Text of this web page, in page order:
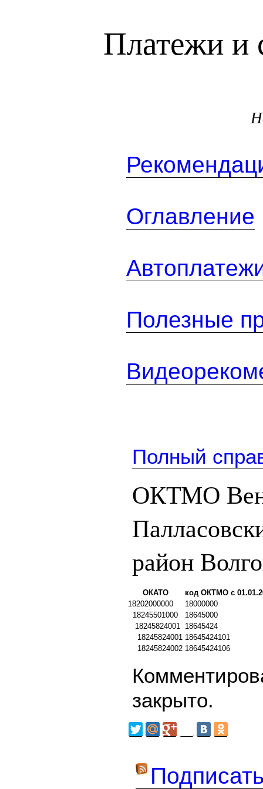
Платежи и
Оглавление
Полезные
Полный
ОКТМО
район
ОКАТО
код ОКТМО с
18202000000
18000000
18245501000
18645000
18245824001 18645424
18245824001 18645424101
18245824002 18645424106
закрыто.